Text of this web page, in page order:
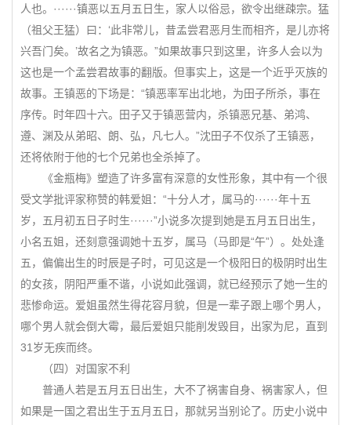
人也。······镇恶以五月五日生，家人以俗忌，欲令出继疎宗。猛
（祖父王猛）曰：‘此非常儿，昔孟尝君恶月生而相齐，是儿亦将
兴吾门矣。’故名之为镇恶。”如果故事只到这里，许多人会以为
这也是一个孟尝君故事的翻版。但事实上，这是一个近乎灭族的
故事。王镇恶的下场是：“镇恶率军出北地，为田子所杀，事在
序传。时年四十六。田子又于镇恶营内，杀镇恶兄基、弟鸿、
遵、渊及从弟昭、朗、弘，凡七人。”沈田子不仅杀了王镇恶，
还将依附于他的七个兄弟也全杀掉了。
《金瓶梅》塑造了许多富有深意的女性形象，其中有一个很
受文学批评家称赞的韩爱姐：“十分人才，属马的······年十五
岁，五月初五日子时生······”小说多次提到她是五月五日出生，
小名五姐，还刻意强调她十五岁，属马（马即是“午”）。处处逢
五，偏偏出生的时辰是子时，可见这是一个极阳日的极阴时出生
的女孩，阴阳严重不谐，小说如此强调，就已经预示了她一生的
悲惨命运。爱姐虽然生得花容月貌，但是一辈子跟上哪个男人，
哪个男人就会倒大霉，最后爱姐只能削发毁目，出家为尼，直到
31岁无疾而终。
（四）对国家不利
普通人若是五月五日出生，大不了祸害自身、祸害家人，但
如果是一国之君出生于五月五日，那就另当别论了。历史小说中